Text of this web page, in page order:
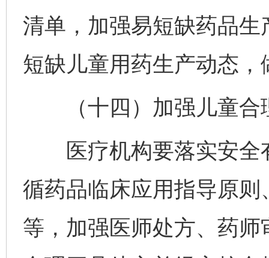
清单，加强易短缺药品
短缺儿童用药生产动态，
（十四）加强儿童合
医疗机构要落实安全
循药品临床应用指导原
等，加强医师处方、药